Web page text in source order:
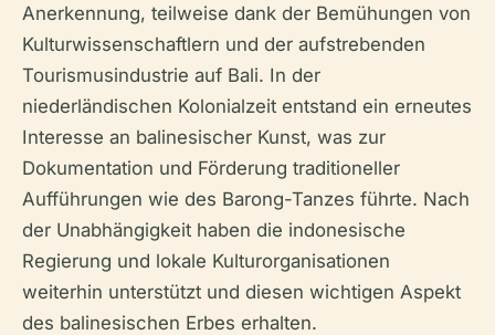
Anerkennung, teilweise dank der Bemühungen von
Kulturwissenschaftlern und der aufstrebenden
Tourismusindustrie auf Bali. In der
niederländischen Kolonialzeit entstand ein erneutes
Interesse an balinesischer Kunst, was zur
Dokumentation und Förderung traditioneller
Aufführungen wie des Barong-Tanzes führte. Nach
der Unabhängigkeit haben die indonesische
Regierung und lokale Kulturorganisationen
weiterhin unterstützt und diesen wichtigen Aspekt
des balinesischen Erbes erhalten.